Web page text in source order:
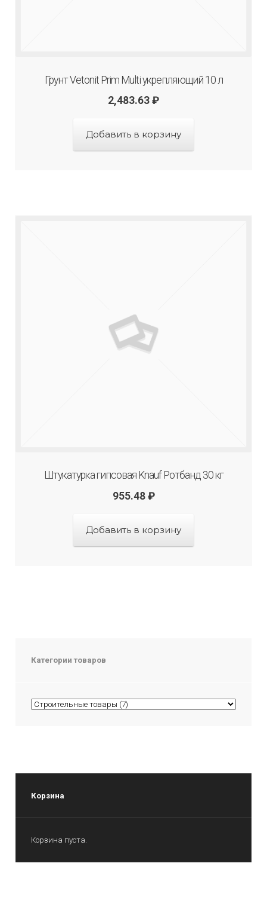
Грунт Vetonit Prim Multi укрепляющий 10 л
2,483.63 ₽
Добавить в корзину
Штукатурка гипсовая Knauf Ротбанд 30 кг
955.48 ₽
Добавить в корзину
Категории товаров
Корзина
Корзина пуста.